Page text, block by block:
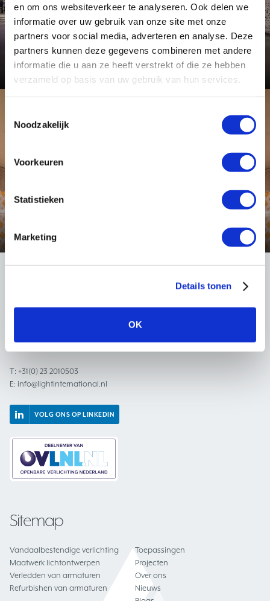
en om ons websiteverkeer te analyseren. Ook delen we
informatie over uw gebruik van onze site met onze
partners voor social media, adverteren en analyse. Deze
partners kunnen deze gegevens combineren met andere
informatie die u aan ze heeft verstrekt of die ze hebben
verzameld op basis van uw gebruik van hun services.
Noodzakelijk
Voorkeuren
Statistieken
Marketing
Details tonen
OK
Exclusief maatwerkStation Delft
Bekijk dit project
Toepassing
Tunnel- en onderdoorgang verlichting
T: +31(0) 23 2010503
E: info@lightinternational.nl
VOLG ONS OP LINKEDIN
Sitemap
Vandaalbestendige verlichting
Maatwerk lichtontwerpen
Verledden van armaturen
Refurbishen van armaturen
Toepassingen
Projecten
Over ons
Nieuws